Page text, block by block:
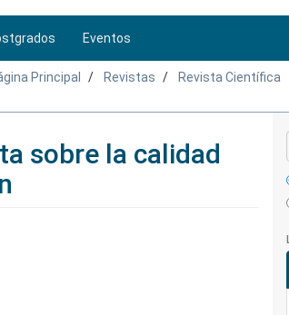
Eventos
Principal Revistas
Revista Científica
sobre la calidad